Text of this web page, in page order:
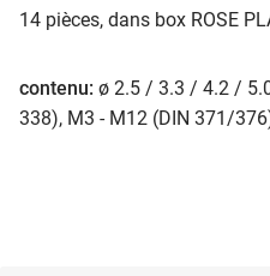
14 pièces, dans box ROSE
contenu: ø 2.5 / 3.3 / 4.2 /
338), M3 - M12 (DIN 371/